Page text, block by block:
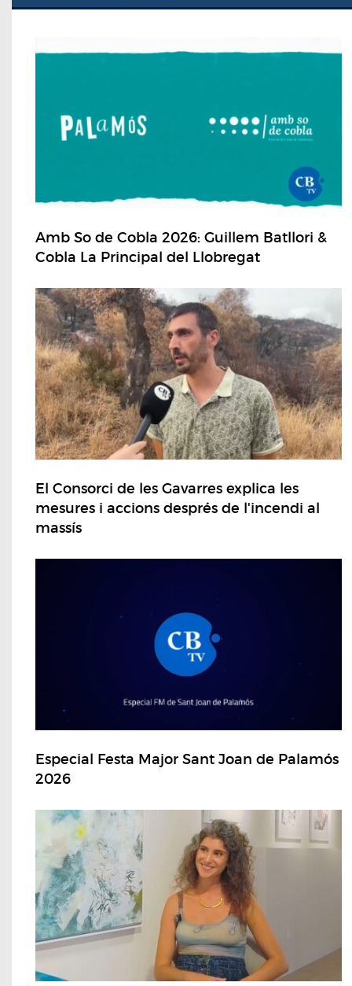
Amb So de Cobla 2026: Guillem Batllori &
Cobla La Principal del Llobregat
El Consorci de les Gavarres explica les
mesures i accions després de l'incendi al
massís
Especial Festa Major Sant Joan de Palamós
2026